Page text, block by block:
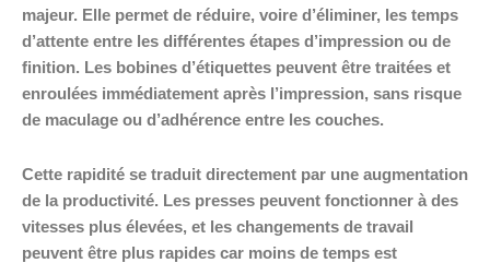
majeur. Elle permet de réduire, voire d’éliminer, les temps
d’attente entre les différentes étapes d’impression ou de
finition. Les bobines d’étiquettes peuvent être traitées et
enroulées immédiatement après l’impression, sans risque
de maculage ou d’adhérence entre les couches.
Cette rapidité se traduit directement par une augmentation
de la productivité. Les presses peuvent fonctionner à des
vitesses plus élevées, et les changements de travail
peuvent être plus rapides car moins de temps est